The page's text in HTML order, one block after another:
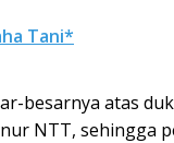
Tani*
besarnya atas
NTT, sehingga